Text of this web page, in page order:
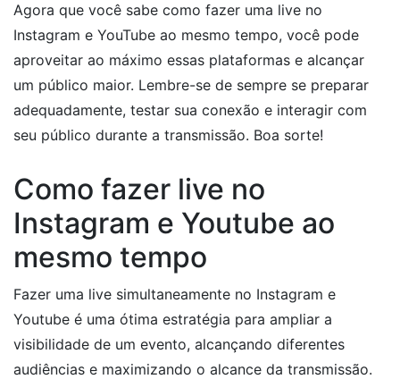
Agora que você sabe como fazer uma live no
Instagram e YouTube ao mesmo tempo, você pode
aproveitar ao máximo essas plataformas e alcançar
um público maior. Lembre-se de sempre se preparar
adequadamente, testar sua conexão e interagir com
seu público durante a transmissão. Boa sorte!
Como fazer live no
Instagram e Youtube ao
mesmo tempo
Fazer uma live simultaneamente no Instagram e
Youtube é uma ótima estratégia para ampliar a
visibilidade de um evento, alcançando diferentes
audiências e maximizando o alcance da transmissão.